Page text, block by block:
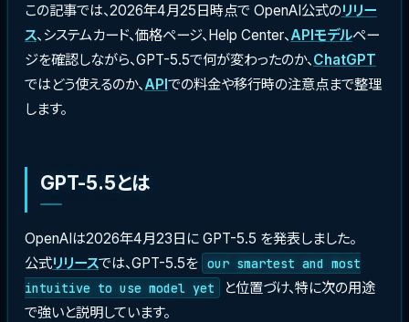
この記事では、2026年4月25日時点で OpenAI公式のリリー
ス、システムカード、価格ページ、Help Center、APIモデルペー
ジを確認しながら、GPT-5.5で何が変わったのか、ChatGPT
ではどう使えるのか、APIでの料金や移行時の注意点まで整理
します。
GPT-5.5とは
OpenAIは2026年4月23日に GPT-5.5 を発表しました。
公式リリースでは、GPT-5.5を our smartest and most
intuitive to use model yet
と位置づけ、特に次の用途
で強いと説明しています。